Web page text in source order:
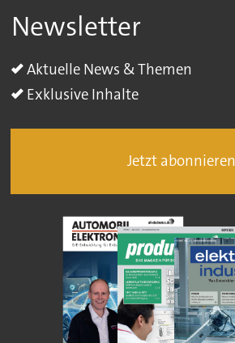
Newsletter
Aktuelle News & Themen
Exklusive Inhalte
Jetzt abonnieren